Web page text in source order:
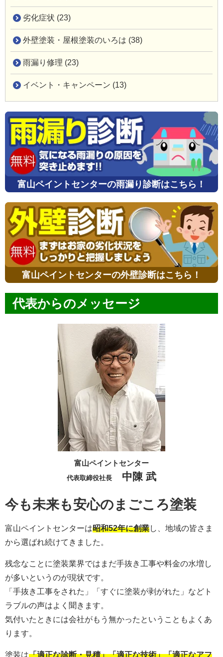
劣化症状 (23)
外壁塗装・屋根塗装のいろは (38)
雨漏り修理 (23)
イベント・キャンペーン (13)
富山ペイントセンターの雨漏り診断はこちら！
富山ペイントセンターの外壁診断はこちら！
代表からのメッセージ
富山ペイントセンター
代表取締役社長 中陳 武
今も未来も安心のまごころ塗装
富山ペイントセンターは昭和52年に創業し、地域の皆さま
から選ばれ続けてきました。
残念なことに塗装業界ではまだ手抜き工事や料金の水増し
が多いというのが現状です。
「手抜き工事をされた」「すぐに塗装が剥がれた」などト
ラブルの声はよく聞きます。
気付いたときには会社がもう無かったということもよくあ
ります。
塗装は「適正な診断・見積」「適正な技術」「適正なアフ